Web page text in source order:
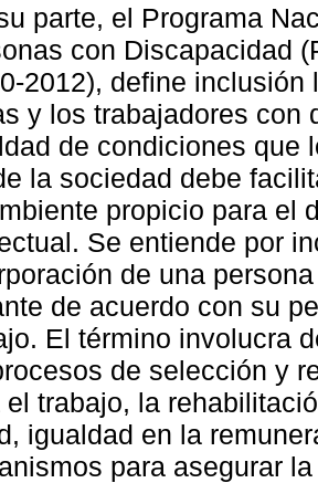
parte, el Programa
con Discapacidad
2012), define
y los trabajadores con
de condiciones que
la sociedad debe
propicio para el
Se entiende por
de una
de acuerdo con su
El término involucra
de selección y
el trabajo, la
igualdad en la
para asegurar